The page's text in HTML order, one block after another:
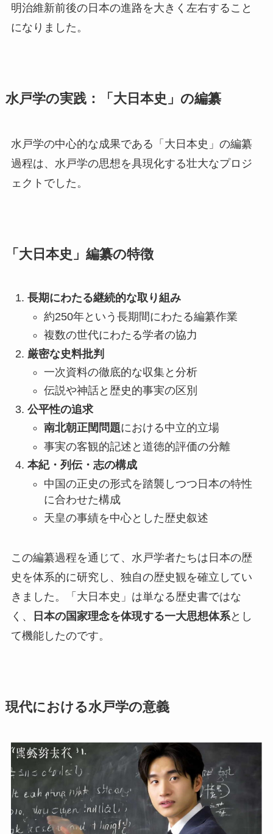
明治維新前後の日本の進路を大きく左右すること
になりました。
水戸学の実践：「大日本史」の編纂
水戸学の中心的な成果である「大日本史」の編纂
過程は、水戸学の思想を具現化する壮大なプロジ
ェクトでした。
「大日本史」編纂の特徴
長期にわたる継続的な取り組み
約250年という長期間にわたる編纂作業
複数の世代にわたる学者の協力
厳密な史料批判
一次資料の徹底的な収集と分析
伝説や神話と歴史的事実の区別
公平性の追求
南北朝正閏問題における中立的立場
事実の客観的記述と道徳的評価の分離
本紀・列伝・志の構成
中国の正史の形式を踏襲しつつ日本の特性
に合わせた構成
天皇の事績を中心とした歴史叙述
この編纂過程を通じて、水戸学者たちは日本の歴
史を体系的に研究し、独自の歴史観を確立してい
きました。「大日本史」は単なる歴史書ではな
く、
日本の国家理念を体現する一大思想体系とし
て機能したのです。
現代における水戸学の意義